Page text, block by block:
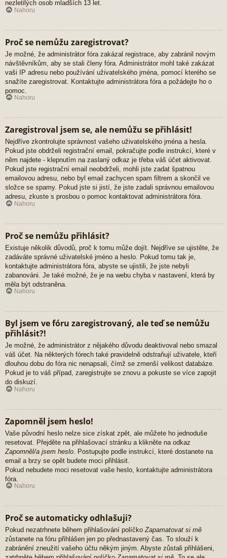
nezletilých osob mladších 13 let.
Nahoru
Proč se nemůžu zaregistrovat?
Je možné, že administrátor fóra zakázal registrace, aby zabránil novým
návštěvníkům, aby se stali členy fóra. Administrátor mohl také zakázat
vaši IP adresu nebo používání uživatelského jména, pomocí kterého se
snažíte zaregistrovat. Kontaktujte administrátora fóra a požádejte ho o
pomoc.
Nahoru
Zaregistroval jsem se, ale nemůžu se přihlásit!
Nejdříve zkontrolujte správnost vašeho uživatelského jména a hesla.
Pokud jste obdrželi registrační email, pokračujte podle instrukcí, které v
něm najdete - klepnutím na zaslaný odkaz je třeba váš účet aktivovat.
Pokud jste registrační email neobdrželi, mohli jste zadat špatnou
emailovou adresu, nebo byl email zachycen spam filtrem a skončil ve
složce se spamy. Pokud jste si jistí, že jste zadali správnou emailovou
adresu, zkuste s prosbou o pomoc kontaktovat administrátora fóra.
Nahoru
Proč se nemůžu přihlásit?
Existuje několik důvodů, proč k tomu může dojít. Nejdříve se ujistěte, že
zadáváte správné uživatelské jméno a heslo. Pokud tomu tak je,
kontaktujte administrátora fóra, abyste se ujistili, že jste nebyli
zabanováni. Je také možné, že je na webu chyba v nastavení, která by
měla být odstraněna.
Nahoru
Byl jsem ve fóru zaregistrovaný, ale teď se nemůžu
přihlásit?!
Je možné, že administrátor z nějakého důvodu deaktivoval nebo smazal
váš účet. Na některých fórech také pravidelně odstraňují uživatele, kteří
dlouhou dobu do fóra nic nenapsali, čímž se zmenší velikost databáze.
Pokud je to váš případ, zaregistrujte se znovu a pokuste se více zapojit
do diskuzí.
Nahoru
Zapomněl jsem heslo!
Vaše původní heslo nelze sice získat zpět, ale můžete ho jednoduše
resetovat. Přejděte na přihlašovací stránku a klikněte na odkaz
Zapomněl/a jsem heslo . Postupujte podle instrukcí, které dostanete na
email a brzy se opět budete moci přihlásit.
Pokud nebudete moci resetovat vaše heslo, kontaktujte administrátora
fóra.
Nahoru
Proč se automaticky odhlašuji?
Pokud nezatrhnete během přihlašování políčkoZapamatovat si mě
zůstanete na fóru přihlášen jen po přednastavený čas. To slouží k
zabránění zneužití vašeho účtu někým jiným. Abyste zůstali přihlášeni,